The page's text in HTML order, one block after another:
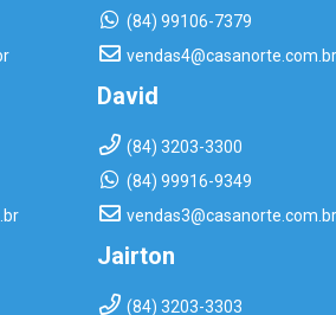
(84) 99106-7379
vendas4@casanorte.com.br
David
(84) 3203-3300
(84) 99916-9349
vendas3@casanorte.com.br
Jairton
(84) 3203-3303